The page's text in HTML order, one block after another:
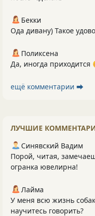
Бекки
Ода дивану) Такое
Поликсена
Да, иногда приходится
ещё комментарии ⮕
ЛУЧШИЕ
Синявский Вадим
Порой, читая,
огранка ювелирна!
Лайма
У меня всю жизнь
научитесь говорить?